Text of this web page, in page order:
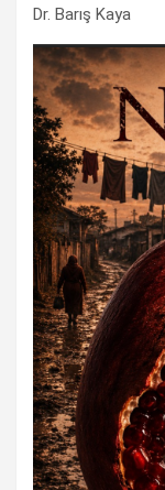
Dr. Barış Kaya